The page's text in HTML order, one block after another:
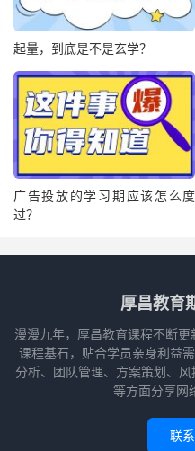
起量，到底是不是玄学？
广告投放的学习期应该怎么度
过？
厚昌教育
漫漫九年，厚昌教育课程不断更
课程基石，贴合学员亲身利益
分析、团队管理、方案策划、
等方面分享网
联